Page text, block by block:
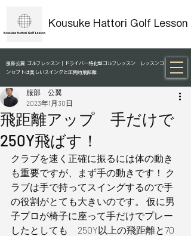
Kousuke Hattori Golf Lesson
服部公翼 ゴルフレッスン｜ドライバー特化型ゴルフレッスン レッスンコ
ンセプトは美しいスイングと圧倒的飛距離
飛距離アップ 手だけで
250Y飛ばす！
服部 公翼
2023年1月30日
クラブを速く正確に振るには体の動き
も重要ですが、まず手の動きです！ ク
ラブは手で持ってスイングするので手
の役割がとても大きいのです。 仮に男
子プロが椅子に座って手だけでプレー
したとしても　250Y以上の飛距離と70